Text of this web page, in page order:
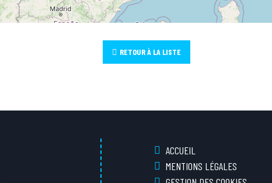
RETOUR À LA LISTE
ACCUEIL
MENTIONS LÉGALES